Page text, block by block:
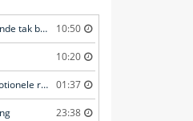
Brandweer verwijdert gevaarlijk hangende tak boven fietspad 10:50
10:20
Woningbrand leidt tot evacuatie en emotionele redding van kat 01:37
23:38